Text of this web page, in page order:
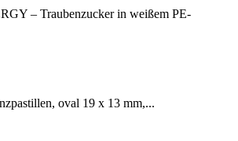
– Traubenzucker in weißem PE-
oval 19 x 13 mm,...